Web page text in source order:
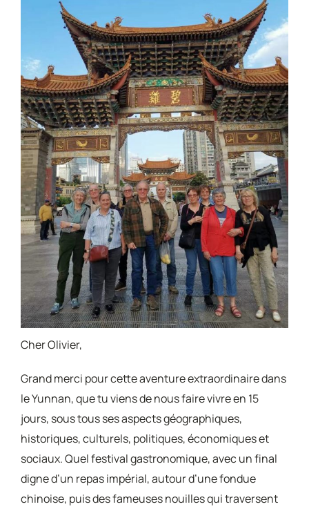
Cher Olivier,
Grand merci pour cette aventure extraordinaire dans
le Yunnan, que tu viens de nous faire vivre en 15
jours, sous tous ses aspects géographiques,
historiques, culturels, politiques, économiques et
sociaux. Quel festival gastronomique, avec un final
digne d’un repas impérial, autour d’une fondue
chinoise, puis des fameuses nouilles qui traversent